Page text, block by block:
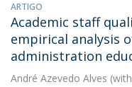
ARTIGO
Academic staff
empirical analysis
administration
André Azevedo Alves